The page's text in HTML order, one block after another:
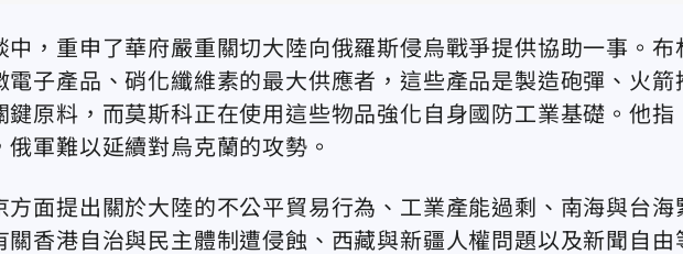
，重申了華府嚴重關切大陸向俄羅斯侵烏戰爭提供協助一事。布
子產品、硝化纖維素的最大供應者，這些產品是製造砲彈、火箭
原料，而莫斯科正在使用這些物品強化自身國防工業基礎。他指
軍難以延續對烏克蘭的攻勢。
面提出關於大陸的不公平貿易行為、工業產能過剩、南海與台海
香港自治與民主體制遭侵蝕、西藏與新疆人權問題以及新聞自由